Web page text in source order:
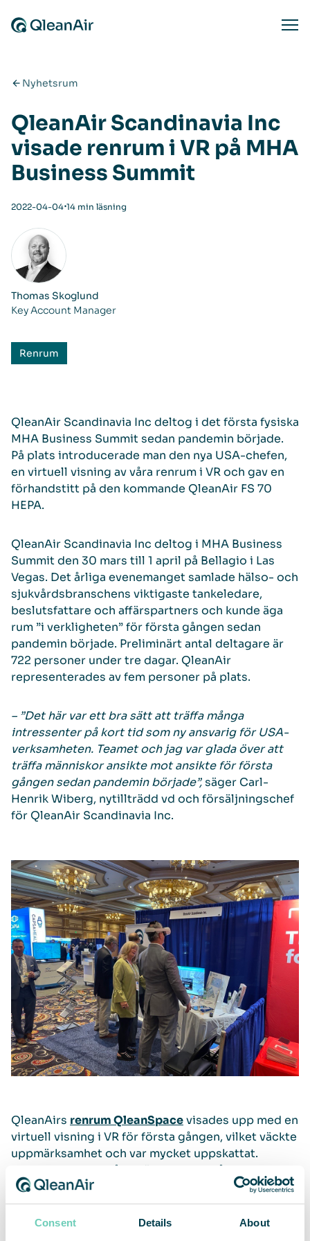
Consent Details About
Nyhetsrum
QleanAir Scandinavia Inc
visade renrum i VR på MHA
Business Summit
2022-04-04⋅14 min läsning
Thomas Skoglund
Key Account Manager
Renrum
QleanAir Scandinavia Inc deltog i det första fysiska
MHA Business Summit sedan pandemin började.
På plats introducerade man den nya USA-chefen,
en virtuell visning av våra renrum i VR och gav en
förhandstitt på den kommande QleanAir FS 70
HEPA.
QleanAir Scandinavia Inc deltog i MHA Business
Summit den 30 mars till 1 april på Bellagio i Las
Vegas. Det årliga evenemanget samlade hälso- och
sjukvårdsbranschens viktigaste tankeledare,
beslutsfattare och affärspartners och kunde äga
rum ”i verkligheten” för första gången sedan
pandemin började. Preliminärt antal deltagare är
722 personer under tre dagar. QleanAir
representerades av fem personer på plats.
– ”Det här var ett bra sätt att träffa många
intressenter på kort tid som ny ansvarig för USA-
verksamheten. Teamet och jag var glada över att
träffa människor ansikte mot ansikte för första
gången sedan pandemin började”,säger Carl-
Henrik Wiberg, nytillträdd vd och försäljningschef
för QleanAir Scandinavia Inc.
QleanAirs renrum QleanSpacevisades upp med en
virtuell visning i VR för första gången, vilket väckte
uppmärksamhet och var mycket uppskattat.
QleanAir gav också en förhandstitt på kommande
QleanAir FS 70 i loungen med bra exponering. Den
fristående luftrenarenQleanAir FS 70 HEPA
kommer att lanseras i USA under våren. Dess